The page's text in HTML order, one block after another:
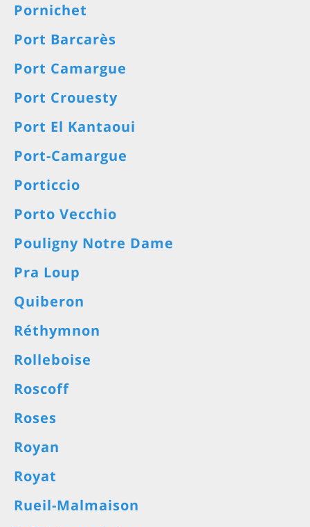
Pornichet
Port Barcarès
Port Camargue
Port Crouesty
Port El Kantaoui
Port-Camargue
Porticcio
Porto Vecchio
Pouligny Notre Dame
Pra Loup
Quiberon
Réthymnon
Rolleboise
Roscoff
Roses
Royan
Royat
Rueil-Malmaison